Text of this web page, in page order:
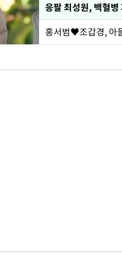
응팔 최성원, 백혈
홍서범♥조갑경, 아